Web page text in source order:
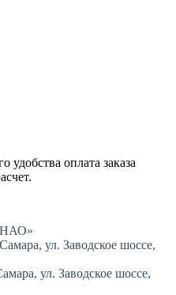
оплата заказа
ул. Заводское шоссе,
ул. Заводское шоссе,